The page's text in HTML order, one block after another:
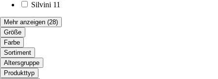
Silvini 11
Mehr anzeigen (28)
Größe
Farbe
Sortiment
Altersgruppe
Produkttyp